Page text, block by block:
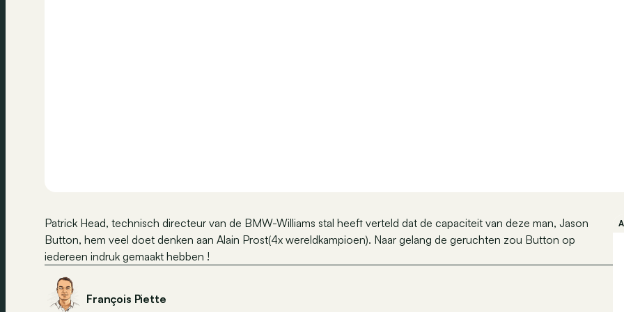
Patrick Head, technisch directeur van de BMW-Williams stal heeft verteld dat de capaciteit van deze man, Jason
Button, hem veel doet denken aan Alain Prost(4x wereldkampioen). Naar gelang de geruchten zou Button op
iedereen indruk gemaakt hebben !
François Piette